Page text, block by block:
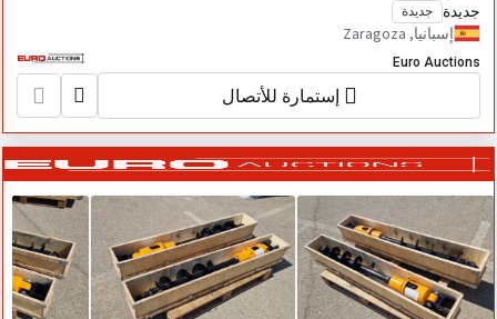
جديدة جديدة
إسبانيا, Zaragoza
Euro Auctions
إستمارة للأتصال